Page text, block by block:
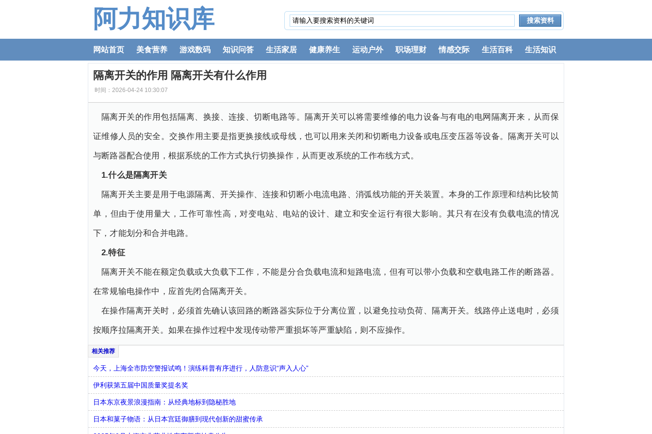
阿力知识库
网站首页 美食营养 游戏数码 知识问答 生活家居 健康养生 运动户外 职场理财 情感交际 生活百科 生活知识
隔离开关的作用 隔离开关有什么作用
时间：2026-04-24 10:30:07
隔离开关的作用包括隔离、换接、连接、切断电路等。隔离开关可以将需要维修的电力设备与有电的电网隔离开来，从而保
证维修人员的安全。交换作用主要是指更换接线或母线，也可以用来关闭和切断电力设备或电压变压器等设备。隔离开关可以
与断路器配合使用，根据系统的工作方式执行切换操作，从而更改系统的工作布线方式。
1.什么是隔离开关
隔离开关主要是用于电源隔离、开关操作、连接和切断小电流电路、消弧线功能的开关装置。本身的工作原理和结构比较简
单，但由于使用量大，工作可靠性高，对变电站、电站的设计、建立和安全运行有很大影响。其只有在没有负载电流的情况
下，才能划分和合并电路。
2.特征
隔离开关不能在额定负载或大负载下工作，不能是分合负载电流和短路电流，但有可以带小负载和空载电路工作的断路器。
在常规输电操作中，应首先闭合隔离开关。
在操作隔离开关时，必须首先确认该回路的断路器实际位于分离位置，以避免拉动负荷、隔离开关。线路停止送电时，必须
按顺序拉隔离开关。如果在操作过程中发现传动带严重损坏等严重缺陷，则不应操作。
今天，上海全市防空警报试鸣！演练科普有序进行，人防意识“声入人心”
伊利获第五届中国质量奖提名奖
日本东京夜景浪漫指南：从经典地标到隐秘胜地
日本和菓子物语：从日本宫廷御膳到现代创新的甜蜜传承